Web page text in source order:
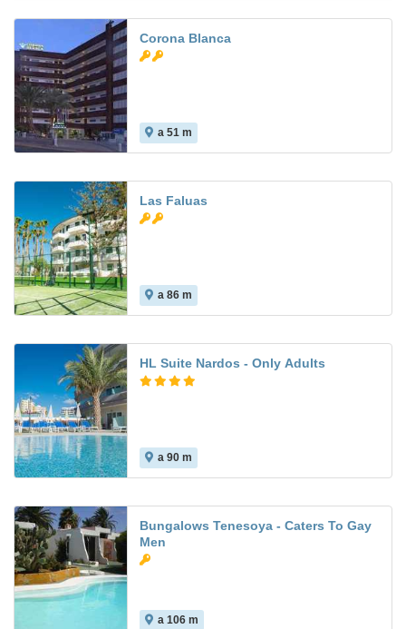
Corona Blanca
a 51 m
Las Faluas
a 86 m
HL Suite Nardos - Only Adults
a 90 m
Bungalows Tenesoya - Caters To Gay
Men
a 106 m